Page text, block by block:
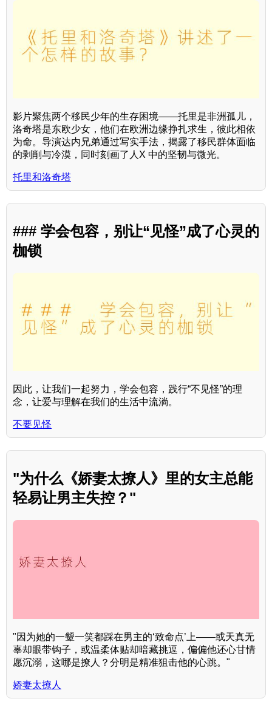
影片聚焦两个移民少年的生存困境——托里是非洲孤儿，
洛奇塔是东欧少女，他们在欧洲边缘挣扎求生，彼此相依
为命。导演达内兄弟通过写实手法，揭露了移民群体面临
的剥削与冷漠，同时刻画了人X 中的坚韧与微光。
托里和洛奇塔
### 学会包容，别让“见怪”成了心灵的
枷锁
因此，让我们一起努力，学会包容，践行“不见怪”的理
念，让爱与理解在我们的生活中流淌。
不要见怪
"为什么《娇妻太撩人》里的女主总能
轻易让男主失控？"
"因为她的一颦一笑都踩在男主的‘致命点’上——或天真无
辜却眼带钩子，或温柔体贴却暗藏挑逗，偏偏他还心甘情
愿沉溺，这哪是撩人？分明是精准狙击他的心跳。"
娇妻太撩人